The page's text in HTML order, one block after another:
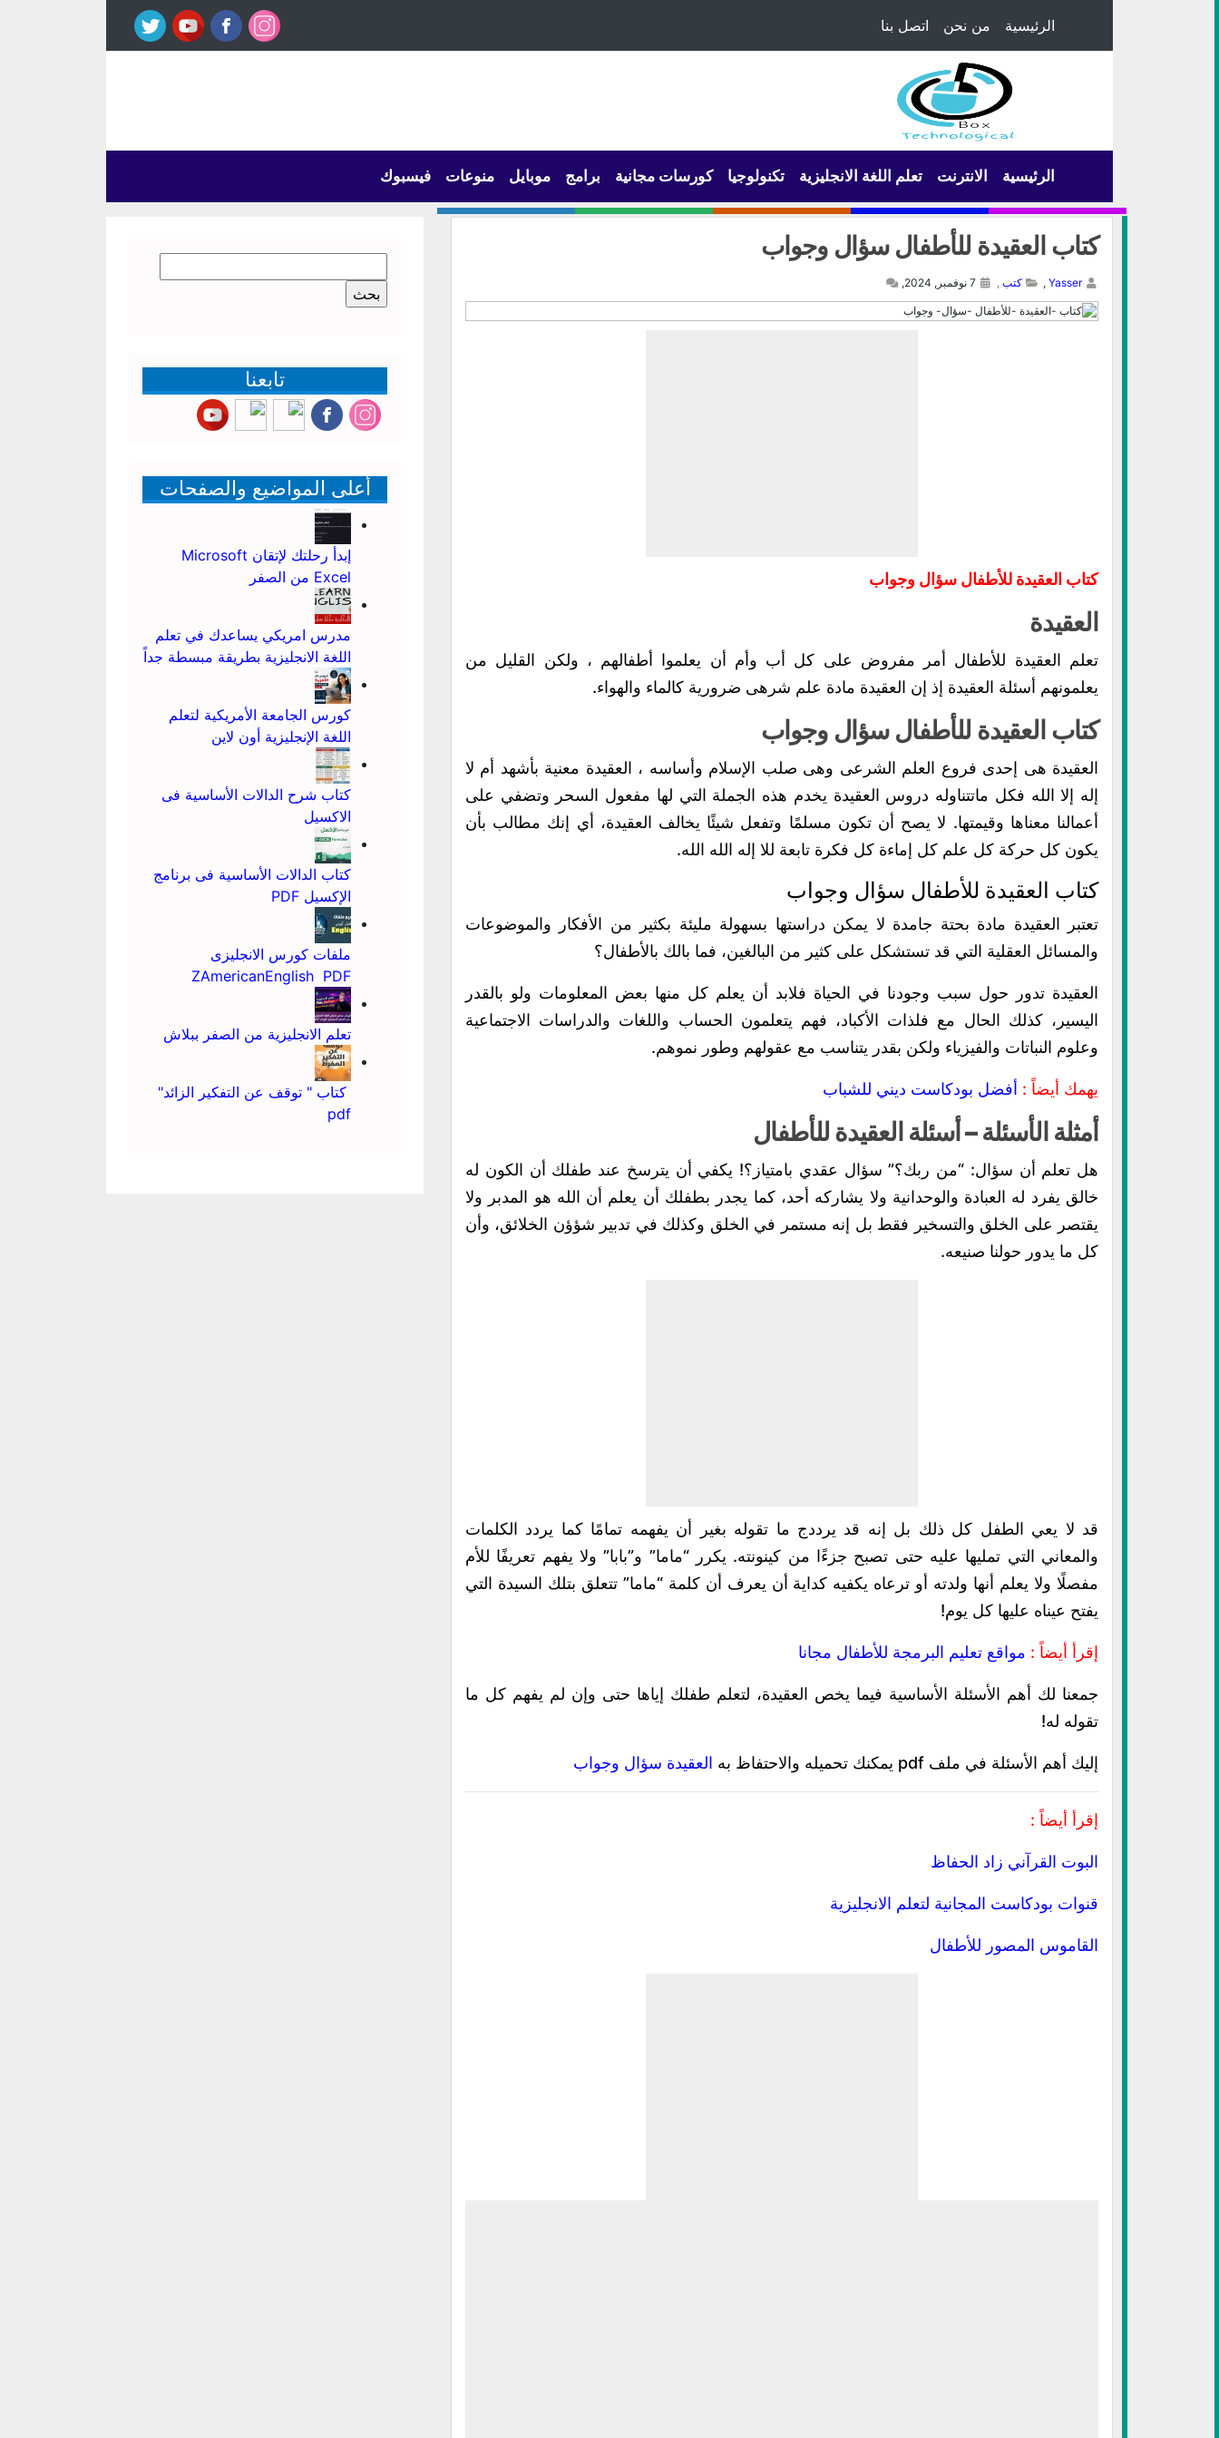
الرئيسية من نحن اتصل بنا
الرئيسية الانترنت تعلم اللغة الانجليزية تكنولوجيا كورسات مجانية برامج موبايل منوعات فيسبوك
كتاب العقيدة للأطفال سؤال وجواب
Yasser
, كتب ,
كتاب العقيدة للأطفال سؤال وجواب
العقيدة
تعلم العقيدة للأطفال أمر مفروض على كل أب وأم أن يعلموا أطفالهم ، ولكن القليل من
يعلمونهم أسئلة العقيدة إذ إن العقيدة مادة علم شرهى ضرورية كالماء والهواء.
كتاب العقيدة للأطفال سؤال وجواب
العقيدة هى إحدى فروع العلم الشرعى وهى صلب الإسلام وأساسه ، العقيدة معنية بأشهد أم لا
إله إلا الله فكل ماتتناوله دروس العقيدة يخدم هذه الجملة التي لها مفعول السحر وتضفي على
أعمالنا معناها وقيمتها. لا يصح أن تكون مسلمًا وتفعل شيئًا يخالف العقيدة، أي إنك مطالب بأن
يكون كل حركة كل علم كل إماءة كل فكرة تابعة للا إله الله الله.
كتاب العقيدة للأطفال سؤال وجواب
تعتبر العقيدة مادة بحتة جامدة لا يمكن دراستها بسهولة مليئة بكثير من الأفكار والموضوعات
والمسائل العقلية التي قد تستشكل على كثير من البالغين، فما بالك بالأطفال؟
العقيدة تدور حول سبب وجودنا في الحياة فلابد أن يعلم كل منها بعض المعلومات ولو بالقدر
اليسير، كذلك الحال مع فلذات الأكباد، فهم يتعلمون الحساب واللغات والدراسات الاجتماعية
وعلوم النباتات والفيزياء ولكن بقدر يتناسب مع عقولهم وطور نموهم.
يهمك أيضاً : أفضل بودكاست ديني للشباب
أمثلة الأسئلة – أسئلة العقيدة للأطفال
هل تعلم أن سؤال: “من ربك؟” سؤال عقدي بامتياز؟! يكفي أن يترسخ عند طفلك أن الكون له
خالق يفرد له العبادة والوحدانية ولا يشاركه أحد، كما يجدر بطفلك أن يعلم أن الله هو المدبر ولا
يقتصر على الخلق والتسخير فقط بل إنه مستمر في الخلق وكذلك في تدبير شؤؤن الخلائق، وأن
كل ما يدور حولنا صنيعه.
قد لا يعي الطفل كل ذلك بل إنه قد يرددج ما تقوله بغير أن يفهمه تمامًا كما يردد الكلمات
والمعاني التي تمليها عليه حتى تصبح جزءًا من كينونته. يكرر “ماما” و”بابا” ولا يفهم تعريفًا للأم
مفصلًا ولا يعلم أنها ولدته أو ترعاه يكفيه كداية أن يعرف أن كلمة “ماما” تتعلق بتلك السيدة التي
يفتح عيناه عليها كل يوم!
إقرأ أيضاً : مواقع تعليم البرمجة للأطفال مجانا
جمعنا لك أهم الأسئلة الأساسية فيما يخص العقيدة، لتعلم طفلك إياها حتى وإن لم يفهم كل ما
تقوله له!
إليك أهم الأسئلة في ملف pdf يمكنك تحميله والاحتفاظ به العقيدة سؤال وجواب
إقرأ أيضاً :
البوت القرآني زاد الحفاظ
قنوات بودكاست المجانية لتعلم الانجليزية
القاموس المصور للأطفال
عن:
تابعنا
أعلى المواضيع والصفحات
إبدأ رحلتك لإتقان Microsoft
Excel من الصفر
مدرس امريكي يساعدك في تعلم
اللغة الانجليزية بطريقة مبسطة جداً
كورس الجامعة الأمريكية لتعلم
اللغة الإنجليزية أون لاين
كتاب شرح الدالات الأساسية فى
الاكسيل
كتاب الدالات الأساسية فى برنامج
الإكسيل PDF
ملفات كورس الانجليزى
ZAmericanEnglish PDF
تعلم الانجليزية من الصفر ببلاش
كتاب " توقف عن التفكير الزائد"
pdf